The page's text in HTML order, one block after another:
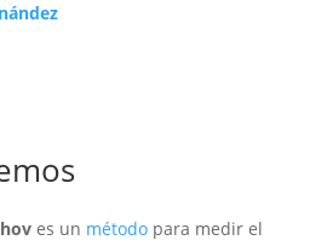
es un métodopara medir el